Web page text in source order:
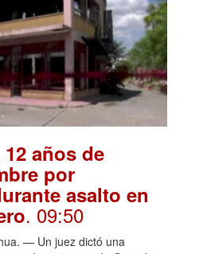
años de
por
asalto en
. 09:50
— Un juez dictó una